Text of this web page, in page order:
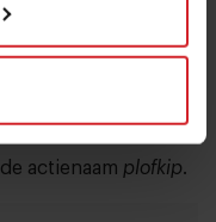
is gemunt
actienaam plofkip.